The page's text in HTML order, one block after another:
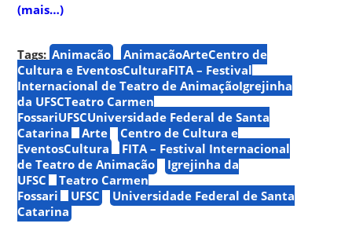
(mais…)
Tags: Animação
AnimaçãoArteCentro de
Cultura e EventosCulturaFITA – Festival
Internacional de Teatro de AnimaçãoIgrejinha
da UFSCTeatro Carmen
FossariUFSCUniversidade Federal de Santa
Catarina
Arte
Centro de Cultura e
EventosCultura
FITA – Festival Internacional
de Teatro de Animação
Igrejinha da
UFSC
Teatro Carmen
Fossari
UFSC
Universidade Federal de Santa
Catarina